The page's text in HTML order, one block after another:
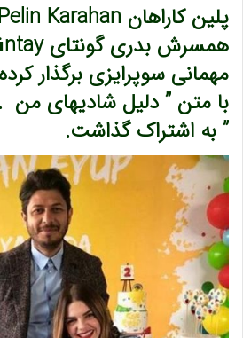
مهمانی سوپرایزی برگذار
با متن ” دلیل شادیهای
” به اشتراک گذاشت.